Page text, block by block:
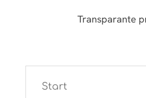
Transparante
Start